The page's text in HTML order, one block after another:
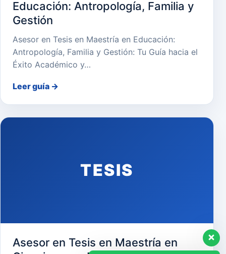
Educación: Antropología, Familia y
Gestión
Asesor en Tesis en Maestría en Educación:
Antropología, Familia y Gestión: Tu Guía hacia el
Éxito Académico y…
Leer guía →
TESIS
Asesor en Tesis en Maestría en